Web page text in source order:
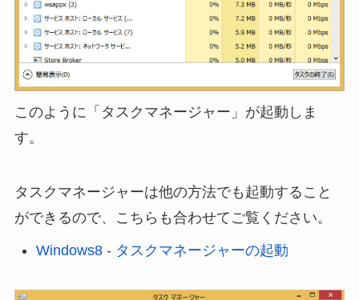
このように「タスクマネージャー」が起動しま
す。
タスクマネージャーは他の方法でも起動すること
ができるので、こちらも合わせてご覧ください。
Windows8 - タスクマネージャーの起動